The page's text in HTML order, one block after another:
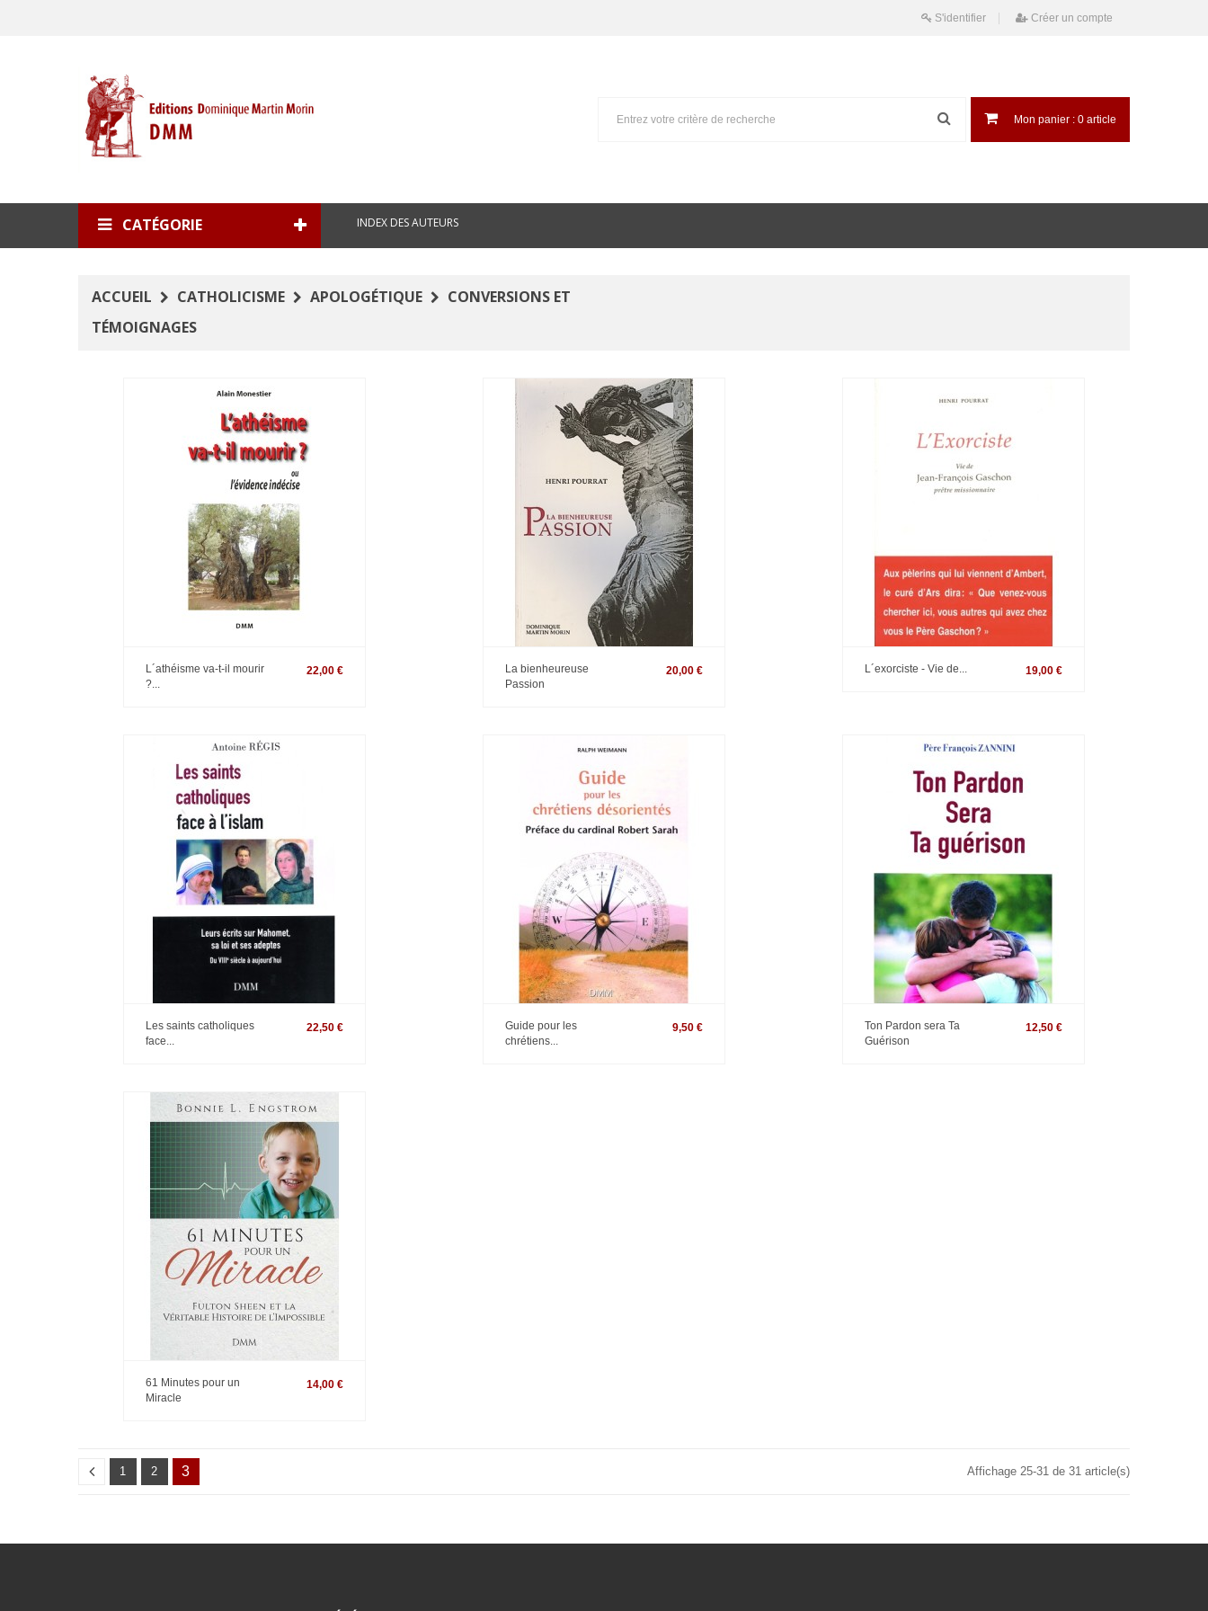
S'identifier Créer un compte
Mon panier : 0 article
CATÉGORIE INDEX DES AUTEURS
ACCUEIL CATHOLICISME APOLOGÉTIQUE
CONVERSIONS ET
TÉMOIGNAGES
L´athéisme va-t-il mourir
?...
22,00 €
La bienheureuse
Passion
20,00 € L´exorciste - Vie de... 19,00 €
Les saints catholiques
face...
22,50 €
Guide pour les
chrétiens...
9,50 €
Ton Pardon sera Ta
Guérison
12,50 €
61 Minutes pour un
Miracle
14,00 €
1 2 3 Affichage 25-31 de 31 article(s)